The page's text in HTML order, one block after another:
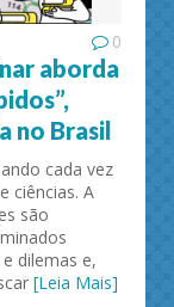
0
aborda
no Brasil
cada vez
ciências. A
são
dilemas e,
[Leia Mais]